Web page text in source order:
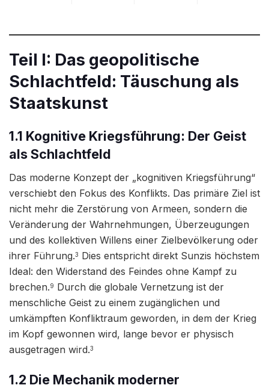
Teil I: Das geopolitische
Schlachtfeld: Täuschung als
Staatskunst
1.1 Kognitive Kriegsführung: Der Geist
als Schlachtfeld
Das moderne Konzept der „kognitiven Kriegsführung“
verschiebt den Fokus des Konflikts. Das primäre Ziel ist
nicht mehr die Zerstörung von Armeen, sondern die
Veränderung der Wahrnehmungen, Überzeugungen
und des kollektiven Willens einer Zielbevölkerung oder
ihrer Führung.3 Dies entspricht direkt Sunzis höchstem
Ideal: den Widerstand des Feindes ohne Kampf zu
brechen.9 Durch die globale Vernetzung ist der
menschliche Geist zu einem zugänglichen und
umkämpften Konfliktraum geworden, in dem der Krieg
im Kopf gewonnen wird, lange bevor er physisch
ausgetragen wird.3
1.2 Die Mechanik moderner